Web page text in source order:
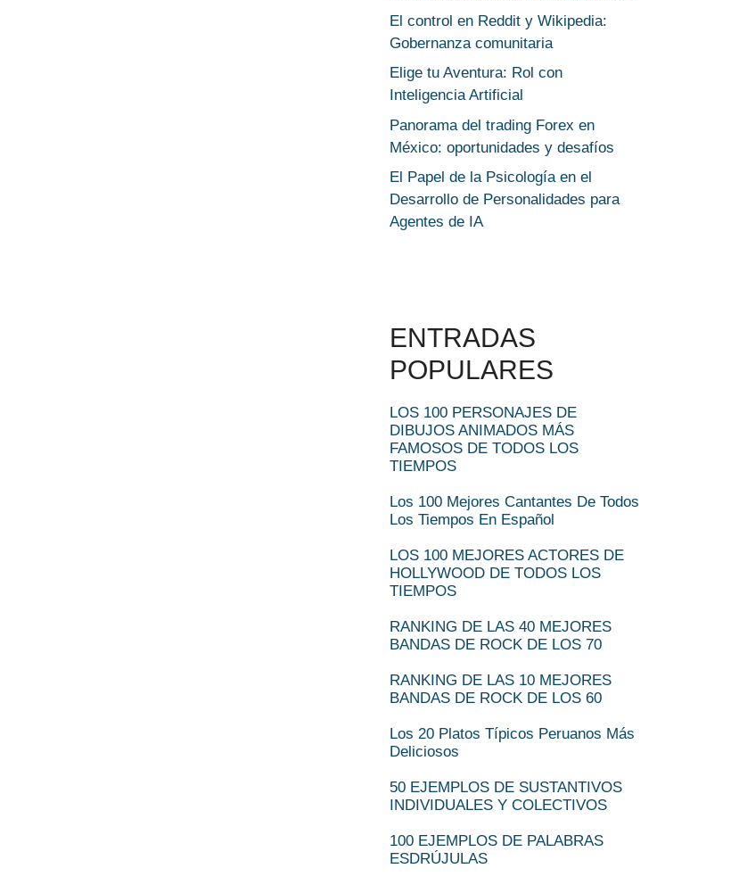
El control en Reddit y Wikipedia:
Gobernanza comunitaria
Elige tu Aventura: Rol con
Inteligencia Artificial
Panorama del trading Forex en
México: oportunidades y desafíos
El Papel de la Psicología en el
Desarrollo de Personalidades para
Agentes de IA
ENTRADAS
POPULARES
LOS 100 PERSONAJES DE
DIBUJOS ANIMADOS MÁS
FAMOSOS DE TODOS LOS
TIEMPOS
Los 100 Mejores Cantantes De Todos
Los Tiempos En Español
LOS 100 MEJORES ACTORES DE
HOLLYWOOD DE TODOS LOS
TIEMPOS
RANKING DE LAS 40 MEJORES
BANDAS DE ROCK DE LOS 70
RANKING DE LAS 10 MEJORES
BANDAS DE ROCK DE LOS 60
Los 20 Platos Típicos Peruanos Más
Deliciosos
50 EJEMPLOS DE SUSTANTIVOS
INDIVIDUALES Y COLECTIVOS
100 EJEMPLOS DE PALABRAS
ESDRÚJULAS